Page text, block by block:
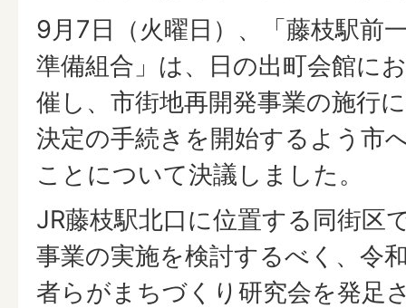
9月7日（火曜日）、「藤枝駅前
準備組合」は、日の出町会館に
催し、市街地再開発事業の施行
決定の手続きを開始するよう市
ことについて決議しました。
JR藤枝駅北口に位置する同街区
事業の実施を検討するべく、令
者らがまちづくり研究会を発足